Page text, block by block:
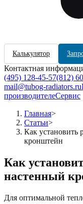
Калькулятор
Контактная
(495) 128-45-57(812)
mail@tubog-radiators.ru
производителеСервис
Главная>
Статьи>
Как установить
кронштейн
Как
настенный
Для оптимальной